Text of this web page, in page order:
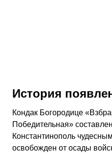
История
Кондак Богородице
Победительная»
Константинополь
освобожден от осады